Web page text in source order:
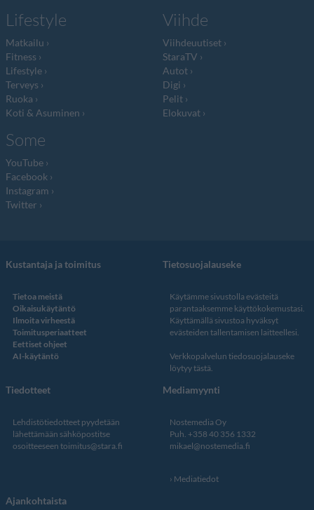
Lifestyle
Matkailu
Fitness
Lifestyle
Terveys
Ruoka
Koti & Asuminen
Viihde
Viihdeuutiset
StaraTV
Autot
Digi
Pelit
Elokuvat
Some
YouTube
Facebook
Instagram
Twitter
Kustantaja ja toimitus
Tietoa meistä
Oikaisukäytäntö
Ilmoita virheestä
Toimitusperiaatteet
Eettiset ohjeet
AI-käytäntö
Tietosuojalauseke
Käytämme sivustolla evästeitä
parantaaksemme käyttökokemustasi.
Käyttämällä sivustoa hyväksyt
evästeiden tallentamisen laitteellesi.
Verkkopalvelun tiedosuojalauseke
löytyy tästä.
Tiedotteet
Lehdistötiedotteet pyydetään
lähettämään sähköpostitse
osoitteeseen toimitus@stara.fi
Mediamyynti
Nostemedia Oy
Puh. +358 40 356 1332
mikael@nostemedia.fi
Mediatiedot
Ajankohtaista